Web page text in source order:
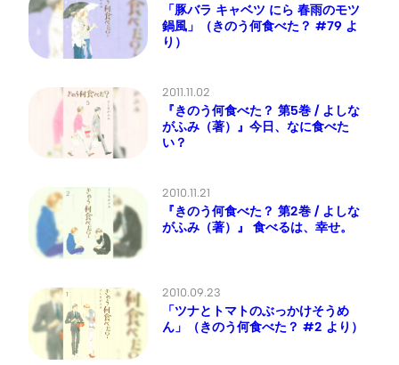
「豚バラ キャベツ にら 春雨のモツ
鍋風」（きのう何食べた？ #79 よ
り）
2011.11.02
『きのう何食べた？ 第5巻 / よしな
がふみ（著）』今日、なに食べた
い？
2010.11.21
『きのう何食べた？ 第2巻 / よしな
がふみ（著）』 食べるは、幸せ。
2010.09.23
「ツナとトマトのぶっかけそうめ
ん」（きのう何食べた？ #2 より）